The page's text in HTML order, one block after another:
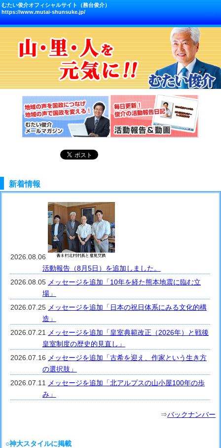
むたい俊介オフィシャルサイト（務台俊介）
https://www.mutai-shunsuke.jp/
新着情報
2026.08.06
活動報告（8月5日）を追加しました。
2026.08.05 メッセージを追加「10年を経た熊本地震に臨む立
場」
2026.07.25 メッセージを追加「日本の祝日体系にみる文化的構
造」
2026.07.21
メッセージを追加「皇室典範改正（2026年）と戦後
皇室制度の歴史的見直し」
2026.07.16 メッセージを追加「古希を迎え、作家という生き方
の選択肢」
2026.07.11
メッセージを追加「北アルプスの山小屋100年の歩
み」
⇒バックナンバー
○神大スタイルに掲載